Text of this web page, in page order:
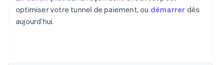
optimiser votre tunnel de paiement, ou démarrer dès
aujourd’hui.